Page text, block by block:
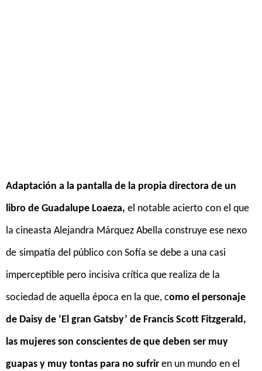
Adaptación a la pantalla de la propia directora de un
libro de Guadalupe Loaeza, el notable acierto con el que
la cineasta Alejandra Márquez Abella construye ese nexo
de simpatía del público con Sofía se debe a una casi
imperceptible pero incisiva crítica que realiza de la
sociedad de aquella época en la que, como el personaje
de Daisy de ‘El gran Gatsby’ de Francis Scott Fitzgerald,
las mujeres son conscientes de que deben ser muy
guapas y muy tontas para no sufrir en un mundo en el